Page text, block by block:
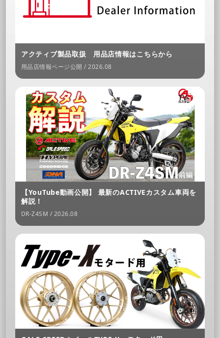
アクティブ製品取扱 用品店情報はこちらから
用品店情報ページ公開 / 2026.08
【YouTube動画公開】 最新のACTIVEカスタム車両を
解説！
DR-Z4SM / 2026.08